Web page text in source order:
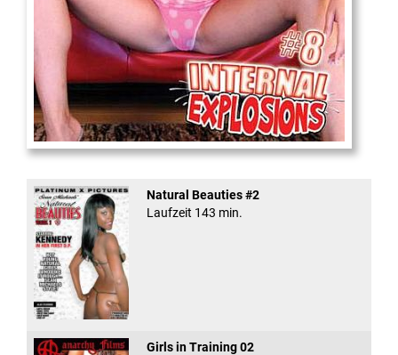
Internal Explosionen
Natural Beauties #2
Laufzeit 143 min.
Girls in Training 02